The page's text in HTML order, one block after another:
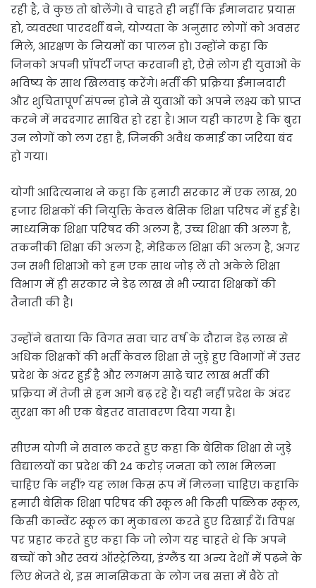
रही है, वे कुछ तो बोलेंगे। वे चाहते ही नहीं कि ईमानदार प्रयास
हो, व्यवस्था पारदर्शी बने, योग्यता के अनुसार लोगों को अवसर
मिले, आरक्षण के नियमों का पालन हो। उन्होंने कहा कि
जिनको अपनी प्रॉपर्टी जप्त करवानी हो, ऐसे लोग ही युवाओं के
भविष्य के साथ खिलवाड़ करेंगे। भर्ती की प्रक्रिया ईमानदारी
और शुचितापूर्ण संपन्न होने से युवाओं को अपने लक्ष्य को प्राप्त
करने में मददगार साबित हो रहा है। आज यही कारण है कि बुरा
उन लोगों को लग रहा है, जिनकी अवैध कमाई का जरिया बंद
हो गया।
योगी आदित्यनाथ ने कहा कि हमारी सरकार में एक लाख, 20
हजार शिक्षकों की नियुक्ति केवल बेसिक शिक्षा परिषद में हुई है।
माध्यमिक शिक्षा परिषद की अलग है, उच्च शिक्षा की अलग है,
तकनीकी शिक्षा की अलग है, मेडिकल शिक्षा की अलग है, अगर
उन सभी शिक्षाओं को हम एक साथ जोड़ लें तो अकेले शिक्षा
विभाग में ही सरकार ने डेढ़ लाख से भी ज्यादा शिक्षकों की
तैनाती की है।
उन्होंने बताया कि विगत सवा चार वर्ष के दौरान डेढ़ लाख से
अधिक शिक्षकों की भर्ती केवल शिक्षा से जुड़े हुए विभागों में उत्तर
प्रदेश के अंदर हुई है और लगभग साढ़े चार लाख भर्ती की
प्रक्रिया में तेजी से हम आगे बढ़ रहे हैं। यही नहीं प्रदेश के अंदर
सुरक्षा का भी एक बेहतर वातावरण दिया गया है।
सीएम योगी ने सवाल करते हुए कहा कि बेसिक शिक्षा से जुड़े
विद्यालयों का प्रदेश की 24 करोड़ जनता को लाभ मिलना
चाहिए कि नहीं? यह लाभ किस रूप में मिलना चाहिए। कहाकि
हमारी बेसिक शिक्षा परिषद की स्कूल भी किसी पब्लिक स्कूल,
किसी कान्वेंट स्कूल का मुकाबला करते हुए दिखाई दें। विपक्ष
पर प्रहार करते हुए कहा कि जो लोग यह चाहते थे कि अपने
बच्चों को और स्वयं ऑस्ट्रेलिया, इंग्लैंड या अन्य देशों में पढ़ने के
लिए भेजते थे, इस मानसिकता के लोग जब सत्ता में बैठे तो